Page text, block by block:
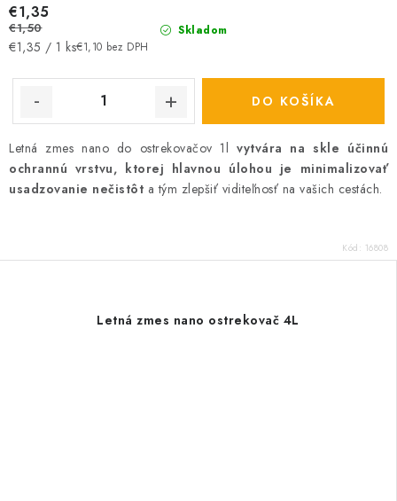
Skladom
€1,10 bez DPH
€1,35
€1,50
Jednotková
€1,35 / 1 ks
DO KOŠÍKA
Letná zmes nano do ostrekovačov 1lvytvára na skle účinnú
ochrannú vrstvu, ktorej hlavnou úlohou je minimalizovať
usadzovanie nečistôt a tým zlepšiť viditeľnosť na vašich cestách.
Kód: 16808
Letná zmes nano ostrekovač 4L